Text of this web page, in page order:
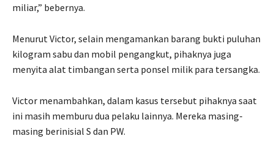
miliar,” bebernya.
Menurut Victor, selain mengamankan barang bukti puluhan
kilogram sabu dan mobil pengangkut, pihaknya juga
menyita alat timbangan serta ponsel milik para tersangka.
Victor menambahkan, dalam kasus tersebut pihaknya saat
ini masih memburu dua pelaku lainnya. Mereka masing-
masing berinisial S dan PW.